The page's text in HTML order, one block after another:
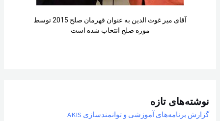
آقای میر غوث الدین به عنوان قهرمان صلح 2015 توسط
موزه صلح انتخاب شده است
نوشته‌های تازه
گزارش برنامه‌های آموزشی و توانمندسازی AKIS